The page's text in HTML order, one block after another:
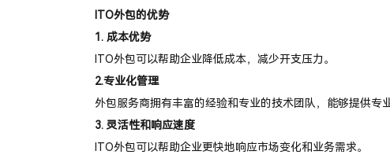
ITO外包的优势
1. 成本优势
ITO外包可以帮助企业降低成本，减少开支压力。
2.专业化管理
外包服务商拥有丰富的经验和专业的技术团队，能够提供专
3. 灵活性和响应速度
ITO外包可以帮助企业更快地响应市场变化和业务需求。